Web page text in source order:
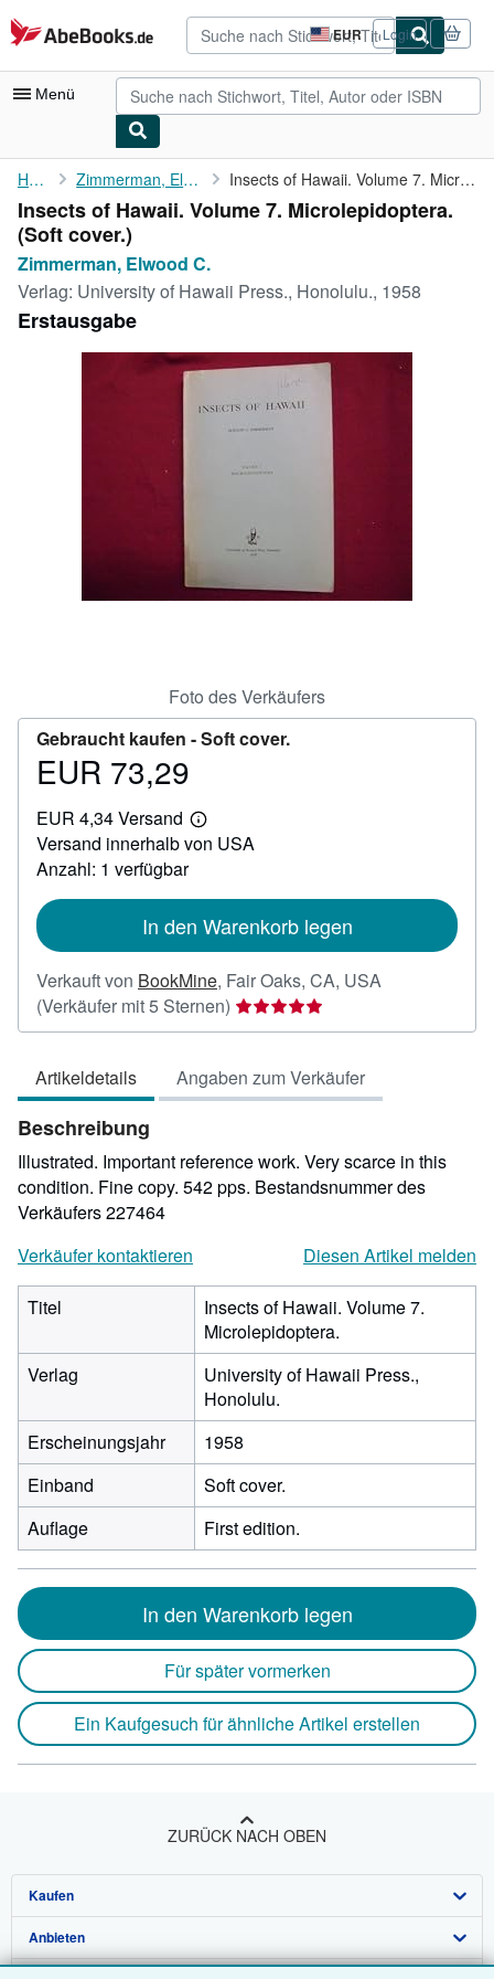
Zum Hauptinhalt
AbeBooks.de EUR
Seite
der
Einkaufseinstellungen.
Login
Menü
Nutzerkonto
Meine Bestellungen
Detailsuche
Sammlungen
Antiquarische Bücher
Kunst & Sammlerstücke
SCHLIESSEN
Home Zimmerman, Elwood C. Insects of Hawaii. Volume 7. Microlepidoptera.
Insects of Hawaii. Volume 7. Microlepidoptera.
(Soft cover.)
Zimmerman, Elwood C.
Verlag: University of Hawaii Press., Honolulu., 1958
Erstausgabe
Foto des Verkäufers
Gebraucht kaufen -Soft cover.
Preis
73,29
EUR 73,29
EUR 4,34 Versand
Weitere
Informationen
Versand innerhalb von USA
Anzahl: 1 verfügbar
In den Warenkorb legen
Verkauft von BookMine, Fair Oaks, CA, USA
(Verkäufer mit 5 Sternen) Verkäuferbewertung
5
5
Sternen
Artikeldetails Angaben zum Verkäufer
Beschreibung
Illustrated. Important reference work. Very scarce in this
condition. Fine copy. 542 pps. Bestandsnummer des
Verkäufers 227464
Verkäufer kontaktieren
Diesen Artikel melden
Titel
Insects of Hawaii. Volume 7.
Microlepidoptera.
Verlag
University of Hawaii Press.,
Honolulu.
Erscheinungsjahr
1958
Einband
Soft cover.
Auflage
First edition.
In den Warenkorb legen
Für später vormerken
Ein Kaufgesuch für ähnliche Artikel erstellen
ZURÜCK NACH OBEN
Kaufen
Detailsuche
Anbieten